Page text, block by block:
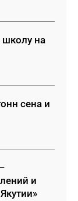
школу на
сена и
и